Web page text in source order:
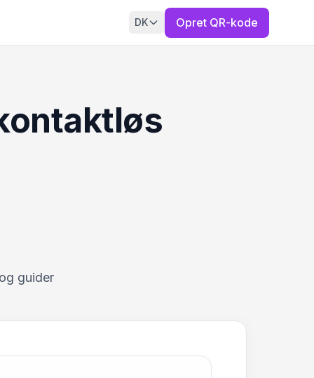
DK Opret QR-kode
guider